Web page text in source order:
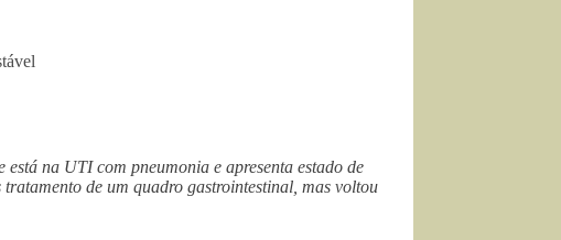
na UTI com pneumonia e apresenta estado de
de um quadro gastrointestinal, mas voltou